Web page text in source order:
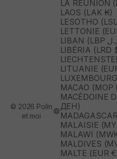
LA RÉUNION
LAOS (LAK ₭)
LESOTHO
LETTONIE
LIBÉRIA (LRD
LITUANIE
MACAO (MOP
MACÉDOINE
ДЕН)
MALAISIE
MALAWI
MALDIVES
MALTE (EUR
© 2026 Polín
et moi